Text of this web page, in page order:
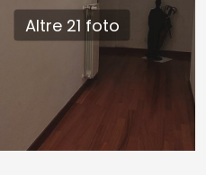
Altre 21 foto